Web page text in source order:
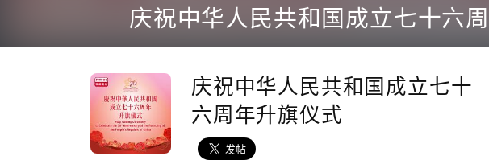
seconds
of
minutes,
seconds
90%
庆祝中华人民共和国成立七十六
庆祝中华人民共和国成立七十
六周年升旗仪式